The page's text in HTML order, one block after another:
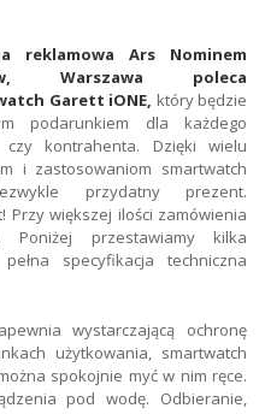
reklamowa Ars Nominem
Warszawa poleca
Garett iONE, który będzie
podarunkiem dla każdego
czy kontrahenta. Dzięki wielu
i zastosowaniom smartwatch
przydatny prezent.
Przy większej ilości zamówienia
Poniżej przestawiamy kilka
specyfikacja techniczna
wystarczającą ochronę
użytkowania, smartwatch
spokojnie myć w nim ręce.
pod wodę. Odbieranie,